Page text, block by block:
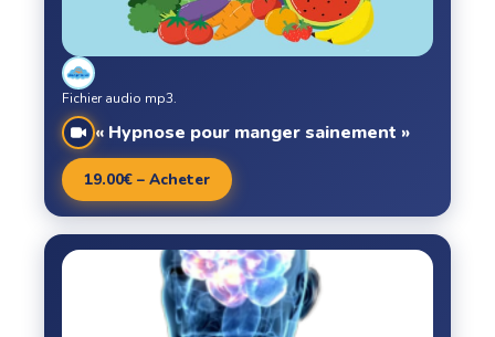
« Hypnose pour manger sainement »
Fichier audio mp3.
19.00€ – Acheter